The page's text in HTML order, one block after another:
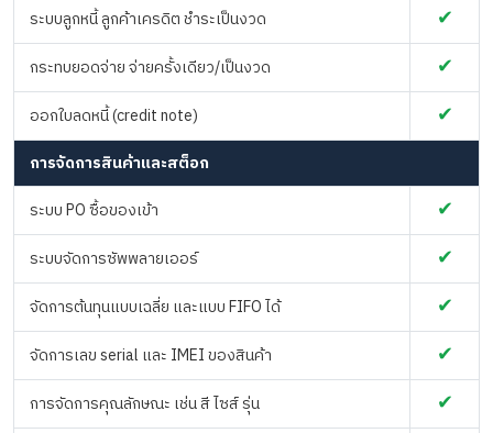
ระบบลูกหนี้ ลูกค้าเครดิต ชำระเป็นงวด ✔
กระทบยอดจ่าย จ่ายครั้งเดียว/เป็นงวด ✔
ออกใบลดหนี้ (credit note) ✔
การจัดการสินค้าและสต็อก
ระบบ PO ซื้อของเข้า
✔
ระบบจัดการซัพพลายเออร์ ✔
จัดการต้นทุนแบบเฉลี่ย และแบบ FIFO ได้ ✔
จัดการเลข serial และ IMEI ของสินค้า ✔
การจัดการคุณลักษณะ เช่น สี ไซส์ รุ่น ✔